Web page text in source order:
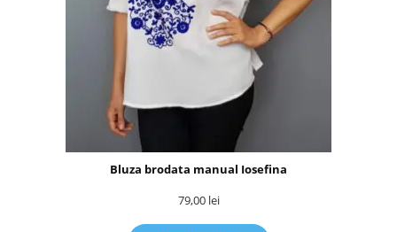
Bluza brodata manual Iosefina
79,00 lei